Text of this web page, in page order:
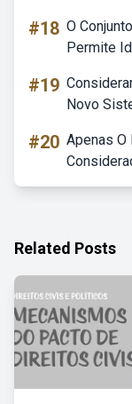
#18 O
Permite
#19
Novo
#20 Apenas O
Related Posts